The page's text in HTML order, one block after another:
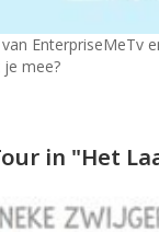
EnterpriseMeTv
mee?
in "Het